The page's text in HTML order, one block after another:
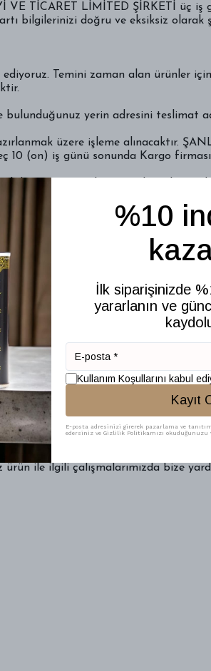
TİCARET LİMİTED ŞİRKETİ üç iş
bilgilerinizi doğru ve eksiksiz
Temini zaman alan ürünler
yerin adresini teslimat
üzere işleme alınacaktır.
10 (on) iş günü sonunda Kargo
Ayrıca kargo teslimatları
ödeme sayfası sonucunda
sipariş ile ilgili olarak siparişi veren ile
takiben gönderilen
bankaya karşı da
firma yetkilisi önünde açıp
getirdiği kabul edilmektedir.
en kısa zamanda teslimatın
ile ilgili çalışmalarımızda bize
%10
İlk siparişinizde
yararlanın ve
Kullanım Koşullarını kabul
Kayıt
E-posta adresinizi girerek pazarlama ve
edersiniz ve Gizlilik Politikamızı okuduğunuzu